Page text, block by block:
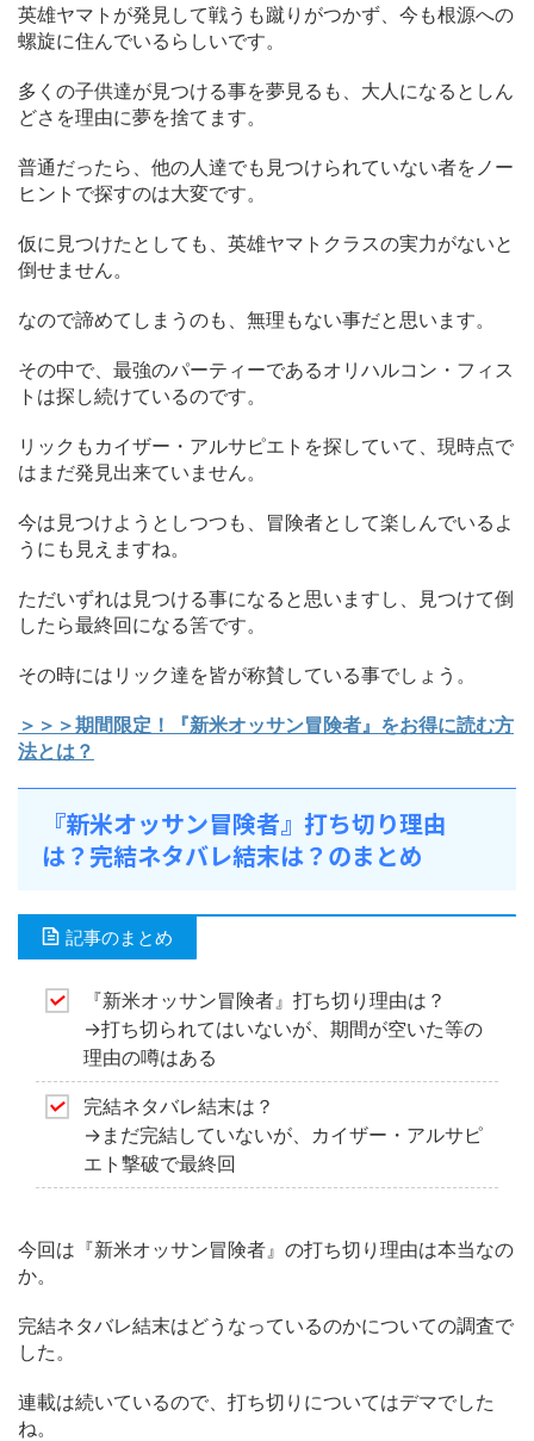
英雄ヤマトが発見して戦うも蹴りがつかず、今も根源への
螺旋に住んでいるらしいです。
多くの子供達が見つける事を夢見るも、大人になるとしん
どさを理由に夢を捨てます。
普通だったら、他の人達でも見つけられていない者をノー
ヒントで探すのは大変です。
仮に見つけたとしても、英雄ヤマトクラスの実力がないと
倒せません。
なので諦めてしまうのも、無理もない事だと思います。
その中で、最強のパーティーであるオリハルコン・フィス
トは探し続けているのです。
リックもカイザー・アルサピエトを探していて、現時点で
はまだ発見出来ていません。
今は見つけようとしつつも、冒険者として楽しんでいるよ
うにも見えますね。
ただいずれは見つける事になると思いますし、見つけて倒
したら最終回になる筈です。
その時にはリック達を皆が称賛している事でしょう。
＞＞＞期間限定！『新米オッサン冒険者』をお得に読む方
法とは？
『新米オッサン冒険者』打ち切り理由
は？完結ネタバレ結末は？のまとめ
記事のまとめ
『新米オッサン冒険者』打ち切り理由は？
→打ち切られてはいないが、期間が空いた等の
理由の噂はある
完結ネタバレ結末は？
→まだ完結していないが、カイザー・アルサピ
エト撃破で最終回
今回は『新米オッサン冒険者』の打ち切り理由は本当なの
か。
完結ネタバレ結末はどうなっているのかについての調査で
した。
連載は続いているので、打ち切りについてはデマでした
ね。